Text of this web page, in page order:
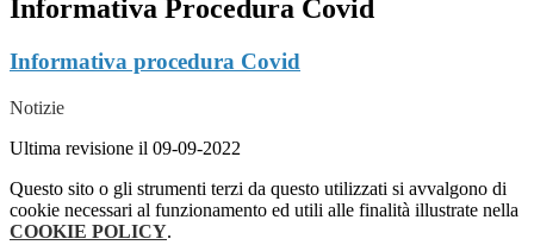
Informativa Procedura Covid
Informativa procedura Covid
Notizie
Ultima revisione il 09-09-2022
Questo sito o gli strumenti terzi da questo utilizzati si avvalgono di
cookie necessari al funzionamento ed utili alle finalità illustrate nella
COOKIE POLICY.